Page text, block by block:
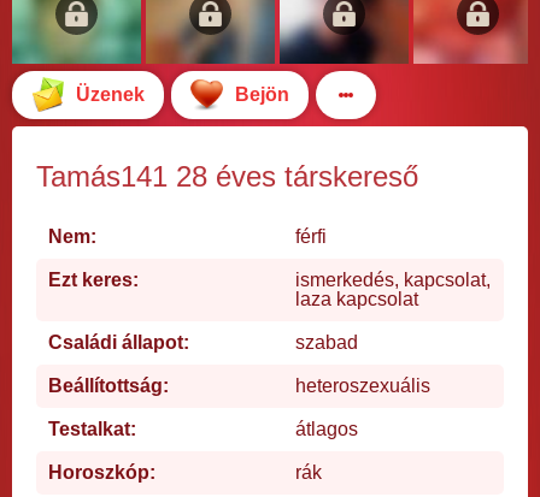
Üzenek Bejön
Tamás141 28 éves társkereső
Nem: férfi
Ezt keres:
ismerkedés, kapcsolat,
laza kapcsolat
Családi állapot: szabad
Beállítottság: heteroszexuális
Testalkat: átlagos
Horoszkóp: rák